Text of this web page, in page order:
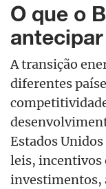
O que o
A transição
diferentes
Estados
leis, incentivos
investimentos,